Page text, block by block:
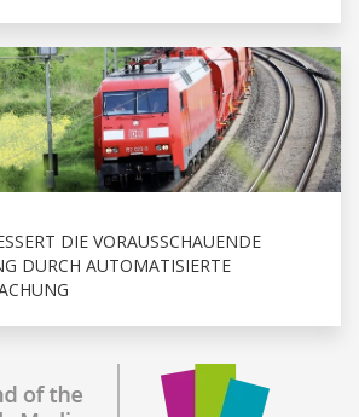
DIE VORAUSSCHAUENDE
DURCH AUTOMATISIERTE